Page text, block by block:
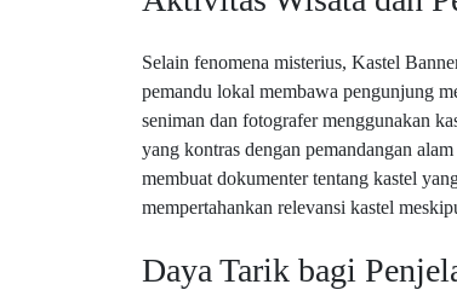
Selain fenomena misterius, Kastel
pemandu lokal membawa pengunjung
seniman dan fotografer menggunakan
yang kontras dengan pemandangan
membuat dokumenter tentang kastel
mempertahankan relevansi kastel
Daya Tarik bagi